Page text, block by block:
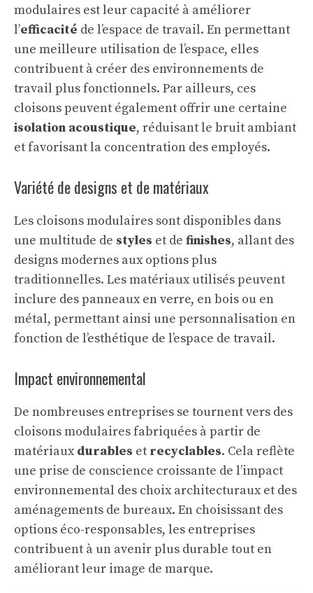
modulaires est leur capacité à améliorer
l’efficacité de l’espace de travail. En permettant
une meilleure utilisation de l’espace, elles
contribuent à créer des environnements de
travail plus fonctionnels. Par ailleurs, ces
cloisons peuvent également offrir une certaine
isolation acoustique, réduisant le bruit ambiant
et favorisant la concentration des employés.
Variété de designs et de matériaux
Les cloisons modulaires sont disponibles dans
une multitude de styles et de finishes, allant des
designs modernes aux options plus
traditionnelles. Les matériaux utilisés peuvent
inclure des panneaux en verre, en bois ou en
métal, permettant ainsi une personnalisation en
fonction de l’esthétique de l’espace de travail.
Impact environnemental
De nombreuses entreprises se tournent vers des
cloisons modulaires fabriquées à partir de
matériauxdurables et recyclables. Cela reflète
une prise de conscience croissante de l’impact
environnemental des choix architecturaux et des
aménagements de bureaux. En choisissant des
options éco-responsables, les entreprises
contribuent à un avenir plus durable tout en
améliorant leur image de marque.